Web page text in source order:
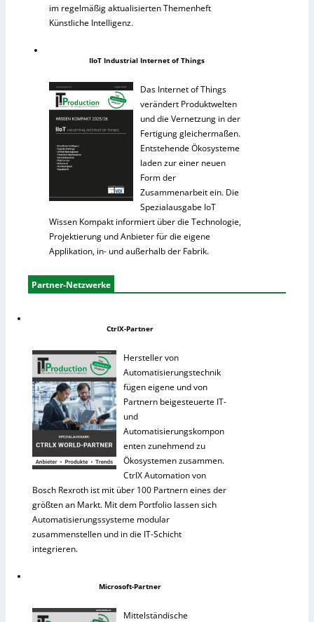
im regelmäßig aktualisierten Themenheft
Künstliche Intelligenz.
IIoT Industrial Internet of Things
Das Internet of Things
verändert Produktwelten
und die Vernetzung in der
Fertigung gleichermaßen.
Entstehende Ökosysteme
laden zur einer neuen
Form der
Zusammenarbeit ein. Die
Spezialausgabe IoT
Wissen Kompakt informiert über die Technologie,
Projektierung und Anbieter für die eigene
Applikation, in- und außerhalb der Fabrik.
Partner-Netzwerke
CtrlX-Partner
Hersteller von
Automatisierungstechnik
fügen eigene und von
Partnern beigesteuerte IT-
und
Automatisierungskompon
enten zunehmend zu
Ökosystemen zusammen.
CtrlX Automation von
Bosch Rexroth ist mit über 100 Partnern eines der
größten an Markt. Mit dem Portfolio lassen sich
Automatisierungssysteme modular
zusammenstellen und in die IT-Schicht
integrieren.
Microsoft-Partner
Mittelständische